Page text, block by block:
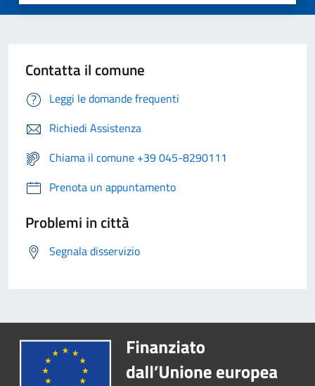
Contatta il comune
Leggi le domande frequenti
Richiedi Assistenza
Chiama il comune +39 045-8290111
Prenota un appuntamento
Problemi in città
Segnala disservizio